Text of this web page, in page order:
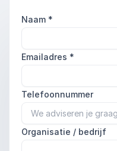
Naam *
Emailadres *
Telefoonnummer
Organisatie / bedrijf